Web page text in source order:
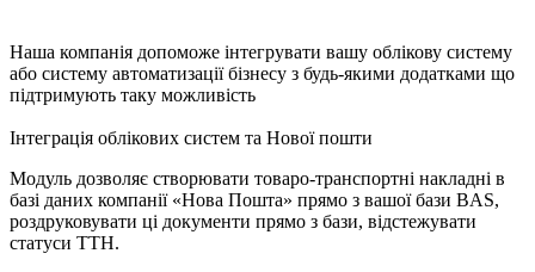
Наша компанія допоможе інтегрувати вашу облікову систему
або систему автоматизації бізнесу з будь-якими додатками що
підтримують таку можливість
Інтеграція облікових систем та Нової пошти
Модуль дозволяє створювати товаро-транспортні накладні в
базі даних компанії «Нова Пошта» прямо з вашої бази BAS,
роздруковувати ці документи прямо з бази, відстежувати
статуси ТТН.